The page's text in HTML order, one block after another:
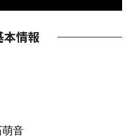
本情報
萌音